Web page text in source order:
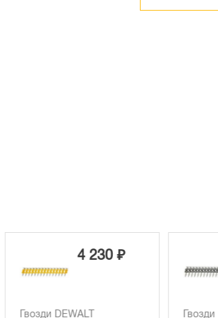
4 230 ₽
Гвозди DEWALT
Гвозди